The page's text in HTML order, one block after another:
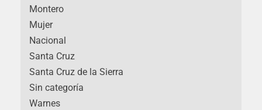
Montero
Mujer
Nacional
Santa Cruz
Santa Cruz de la Sierra
Sin categoría
Warnes